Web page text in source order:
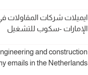
ايميلات شركات المقاولات
الإمارات -سكوب للتشغيل
and construction
emails in the Netherlands